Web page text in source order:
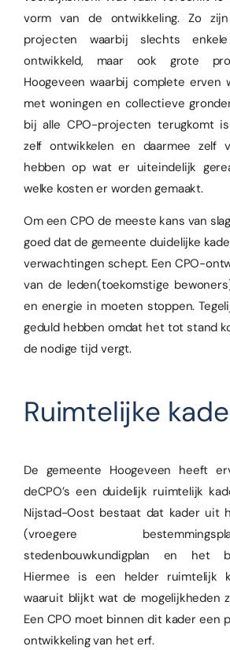
vorm van de ontwikkeling. Zo
projecten waarbij slechts
ontwikkeld, maar ook grote
Hoogeveen waarbij complete erven
met woningen en collectieve
bij alle CPO-projecten terugkomt
zelf ontwikkelen en daarmee zelf
hebben op wat er uiteindelijk
welke kosten er worden gemaakt.
Om een CPO de meeste kans van
goed dat de gemeente duidelijke
verwachtingen schept. Een CPO-
van de leden(toekomstige
en energie in moeten stoppen.
geduld hebben omdat het tot stand
de nodige tijd vergt.
Ruimtelijke
De gemeente Hoogeveen heeft
deCPO’s een duidelijk ruimtelijk
Nijstad-Oost bestaat dat kader uit
(vroegere
stedenbouwkundigplan en het
Hiermee is een helder ruimtelijk
waaruit blijkt wat de mogelijkheden
Een CPO moet binnen dit kader een
ontwikkeling van het erf.